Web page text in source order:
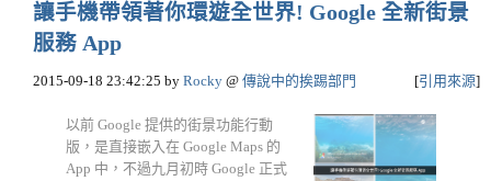
讓手機帶領著你環遊全世界! Google 全新街景
服務 App
2015-09-18 23:42:25 by Rocky @ 傳說中的挨踢部門 [引用來源]
以前 Google 提供的街景功能行動
版，是直接嵌入在 Google Maps 的
App 中，不過九月初時 Google 正式